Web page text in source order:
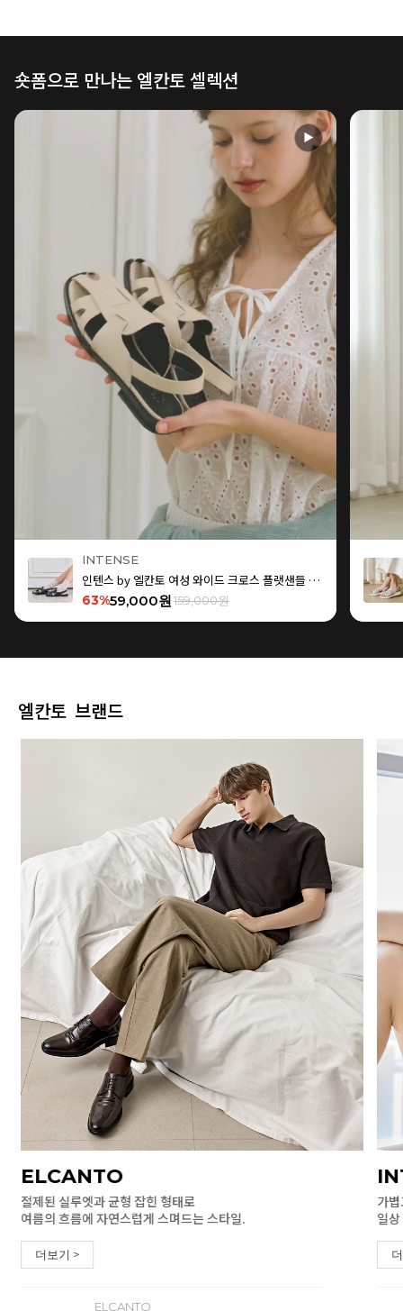
숏폼으로 만나는 엘칸토 셀렉션
▶
INTENSE
인텐스 by 엘칸토 여성 와이드 크로스 플랫샌들 1.5cm LCWW15I626
63%59,000원 159,000원
엘칸토 브랜드
ELCANTO
절제된 실루엣과 균형 잡힌 형태로
여름의 흐름에 자연스럽게 스며드는 스타일.
더보기 >
ELCANTO
가
일